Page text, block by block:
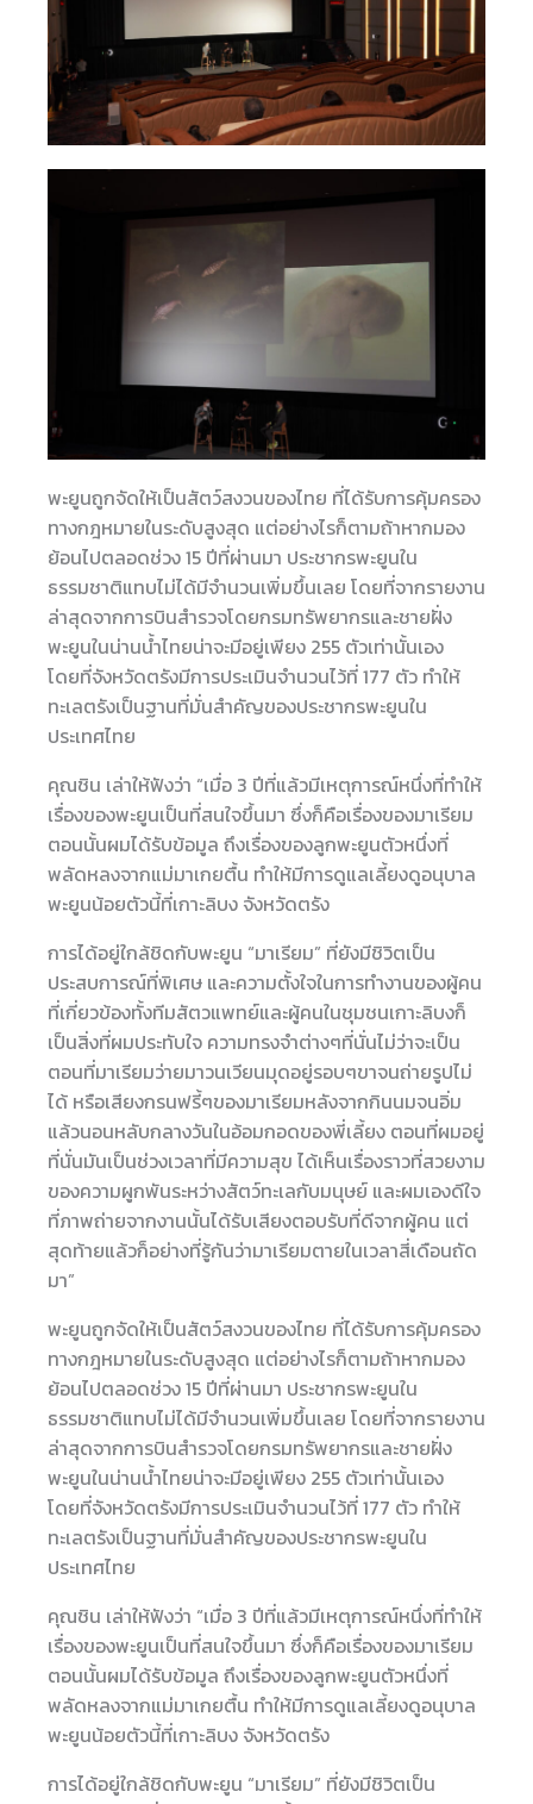
พะยูนถูกจัดให้เป็นสัตว์สงวนของไทย ที่ได้รับการคุ้มครอง
ทางกฎหมายในระดับสูงสุด แต่อย่างไรก็ตามถ้าหากมอง
ย้อนไปตลอดช่วง 15 ปีที่ผ่านมา ประชากรพะยูนใน
ธรรมชาติแทบไม่ได้มีจำนวนเพิ่มขึ้นเลย โดยที่จากรายงาน
ล่าสุดจากการบินสำรวจโดยกรมทรัพยากรและชายฝั่ง
พะยูนในน่านน้ำไทยน่าจะมีอยู่เพียง 255 ตัวเท่านั้นเอง
โดยที่จังหวัดตรังมีการประเมินจำนวนไว้ที่ 177 ตัว ทำให้
ทะเลตรังเป็นฐานที่มั่นสำคัญของประชากรพะยูนใน
ประเทศไทย
คุณชิน เล่าให้ฟังว่า “เมื่อ 3 ปีที่แล้วมีเหตุการณ์หนึ่งที่ทำให้
เรื่องของพะยูนเป็นที่สนใจขึ้นมา ซึ่งก็คือเรื่องของมาเรียม
ตอนนั้นผมได้รับข้อมูล ถึงเรื่องของลูกพะยูนตัวหนึ่งที่
พลัดหลงจากแม่มาเกยตื้น ทำให้มีการดูแลเลี้ยงดูอนุบาล
พะยูนน้อยตัวนี้ที่เกาะลิบง จังหวัดตรัง
การได้อยู่ใกล้ชิดกับพะยูน “มาเรียม” ที่ยังมีชิวิตเป็น
ประสบการณ์ที่พิเศษ และความตั้งใจในการทำงานของผู้คน
ที่เกี่ยวข้องทั้งทีมสัตวแพทย์และผู้คนในชุมชนเกาะลิบงก็
เป็นสิ่งที่ผมประทับใจ ความทรงจำต่างๆที่นั่นไม่ว่าจะเป็น
ตอนที่มาเรียมว่ายมาวนเวียนมุดอยู่รอบๆขาจนถ่ายรูปไม่
ได้ หรือเสียงกรนฟรี้ๆของมาเรียมหลังจากกินนมจนอิ่ม
แล้วนอนหลับกลางวันในอ้อมกอดของพี่เลี้ยง ตอนที่ผมอยู่
ที่นั่นมันเป็นช่วงเวลาที่มีความสุข ได้เห็นเรื่องราวที่สวยงาม
ของความผูกพันระหว่างสัตว์ทะเลกับมนุษย์ และผมเองดีใจ
ที่ภาพถ่ายจากงานนั้นได้รับเสียงตอบรับที่ดีจากผู้คน แต่
สุดท้ายแล้วก็อย่างที่รู้กันว่ามาเรียมตายในเวลาสี่เดือนถัด
มา”
พะยูนถูกจัดให้เป็นสัตว์สงวนของไทย ที่ได้รับการคุ้มครอง
ทางกฎหมายในระดับสูงสุด แต่อย่างไรก็ตามถ้าหากมอง
ย้อนไปตลอดช่วง 15 ปีที่ผ่านมา ประชากรพะยูนใน
ธรรมชาติแทบไม่ได้มีจำนวนเพิ่มขึ้นเลย โดยที่จากรายงาน
ล่าสุดจากการบินสำรวจโดยกรมทรัพยากรและชายฝั่ง
พะยูนในน่านน้ำไทยน่าจะมีอยู่เพียง 255 ตัวเท่านั้นเอง
โดยที่จังหวัดตรังมีการประเมินจำนวนไว้ที่ 177 ตัว ทำให้
ทะเลตรังเป็นฐานที่มั่นสำคัญของประชากรพะยูนใน
ประเทศไทย
คุณชิน เล่าให้ฟังว่า “เมื่อ 3 ปีที่แล้วมีเหตุการณ์หนึ่งที่ทำให้
เรื่องของพะยูนเป็นที่สนใจขึ้นมา ซึ่งก็คือเรื่องของมาเรียม
ตอนนั้นผมได้รับข้อมูล ถึงเรื่องของลูกพะยูนตัวหนึ่งที่
พลัดหลงจากแม่มาเกยตื้น ทำให้มีการดูแลเลี้ยงดูอนุบาล
พะยูนน้อยตัวนี้ที่เกาะลิบง จังหวัดตรัง
การได้อยู่ใกล้ชิดกับพะยูน “มาเรียม” ที่ยังมีชิวิตเป็น